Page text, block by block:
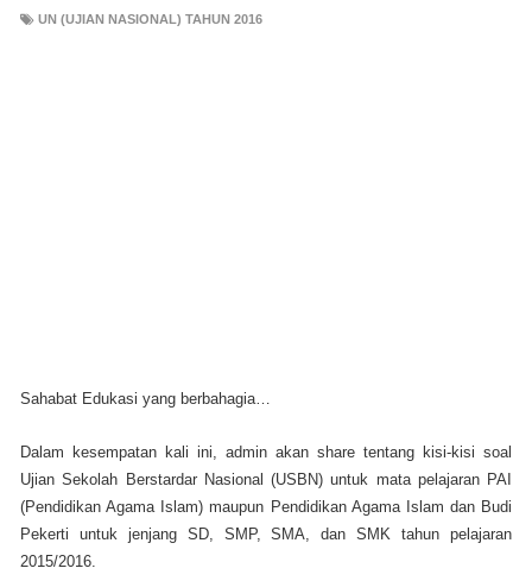
UN (UJIAN NASIONAL) TAHUN 2016
Sahabat Edukasi yang berbahagia…
Dalam kesempatan kali ini, admin akan share tentang kisi-kisi soal
Ujian Sekolah Berstardar Nasional (USBN) untuk mata pelajaran PAI
(Pendidikan Agama Islam) maupun Pendidikan Agama Islam dan Budi
Pekerti untuk jenjang SD, SMP, SMA, dan SMK tahun pelajaran
2015/2016.